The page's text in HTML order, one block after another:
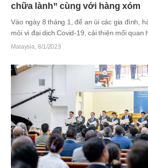
chữa lành” cùng với hàng xóm
Vào ngày 8 tháng 1, để an ủi các gia đình,
mỏi vì đại dịch Covid-19, cải thiện mối quan
thông điệp của hy vọng, Hội Thánh Kuala
Chamber và Hội thảo chữa lành” cùng với
chức tại nhà hát Experimental của Đại học
khoảng 500 quan khách đã tham dự sự
đồ Hội Thánh của Đức Chúa Trời và các
Quốc hội Lee Chean Chung, giáo sư
Malaya. Trước khi sự kiện…
Malaysia 8/1/2023